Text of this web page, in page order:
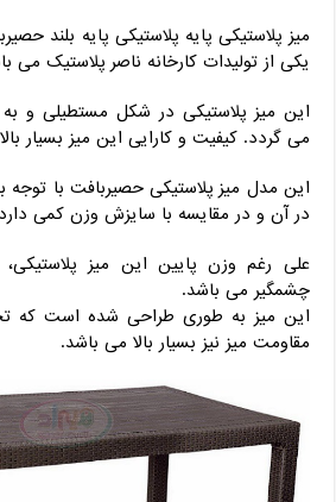
یکی از تولیدات کارخانه ناصر پلاستیک می
این میز پلاستیکی در شکل مستطیلی و
می گردد. کیفیت و کارایی این میز بسیار
این مدل میز پلاستیکی حصیربافت با توجه
در آن و در مقایسه با سایزش وزن کمی
علی رغم وزن پایین این میز پلاستیکی،
چشمگیر می باشد.
این میز به طوری طراحی شده است که
مقاومت میز نیز بسیار بالا می باشد.